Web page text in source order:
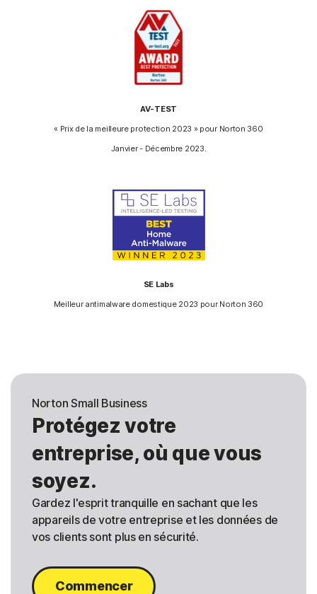
AV-TEST
« Prix de la meilleure protection 2023 » pour Norton 360
Janvier - Décembre 2023.
SE Labs
Meilleur antimalware domestique 2023 pour Norton 360
Norton Small Business
Protégez votre
entreprise, où que vous
soyez.
Gardez l'esprit tranquille en sachant que les
appareils de votre entreprise et les données de
vos clients sont plus en sécurité.
Commencer